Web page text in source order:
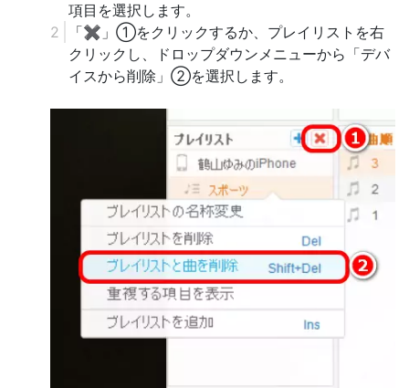
項目を選択します。
「✖ 」①をクリックするか、プレイリストを右
クリックし、ドロップダウンメニューから「デバ
イスから削除」②を選択します。